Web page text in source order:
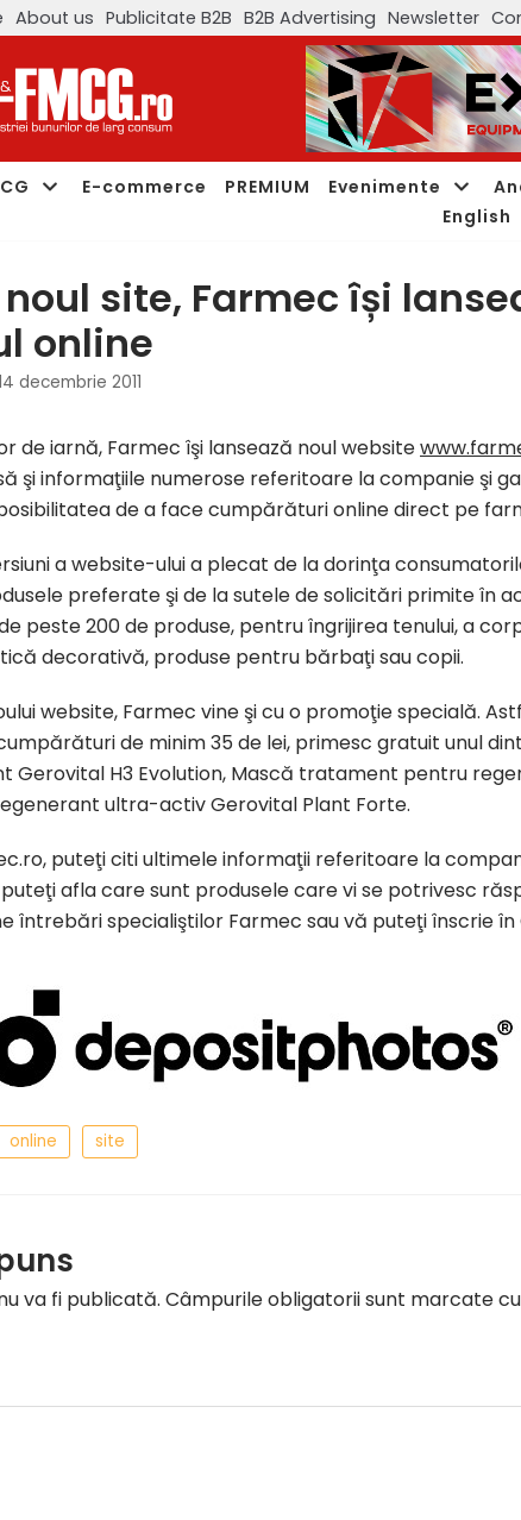
About us Publicitate B2B B2B Advertising Newsletter
E-commerce PREMIUM Evenimente
English
site, Farmec își
online
decembrie 2011
de iarnă, Farmec îşi lansează noul website
şi informaţiile numerose referitoare la companie şi
de a face cumpărături online direct pe
a website-ului a plecat de la dorinţa
preferate şi de la sutele de solicitări primite în
peste 200 de produse, pentru îngrijirea tenului, a
decorativă, produse pentru bărbaţi sau copii.
website, Farmec vine şi cu o promoţie specială.
de minim 35 de lei, primesc gratuit unul
Gerovital H3 Evolution, Mască tratament pentru
ultra-activ Gerovital Plant Forte.
puteţi citi ultimele informaţii referitoare la
afla care sunt produsele care vi se potrivesc
întrebări specialiştilor Farmec sau vă puteţi înscrie în
online site
va fi publicată. Câmpurile obligatorii sunt marcate cu